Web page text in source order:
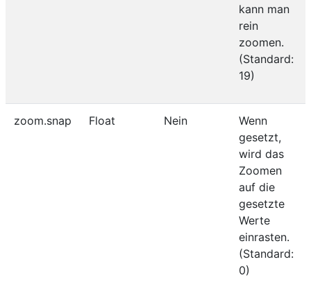
kann man
rein
zoomen.
(Standard:
19)
zoom.snap Float Nein
Wenn
gesetzt,
wird das
Zoomen
auf die
gesetzte
Werte
einrasten.
(Standard:
0)